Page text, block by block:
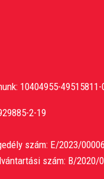
10404955-
2-19
szám: E/2023/
szám: B/2020/